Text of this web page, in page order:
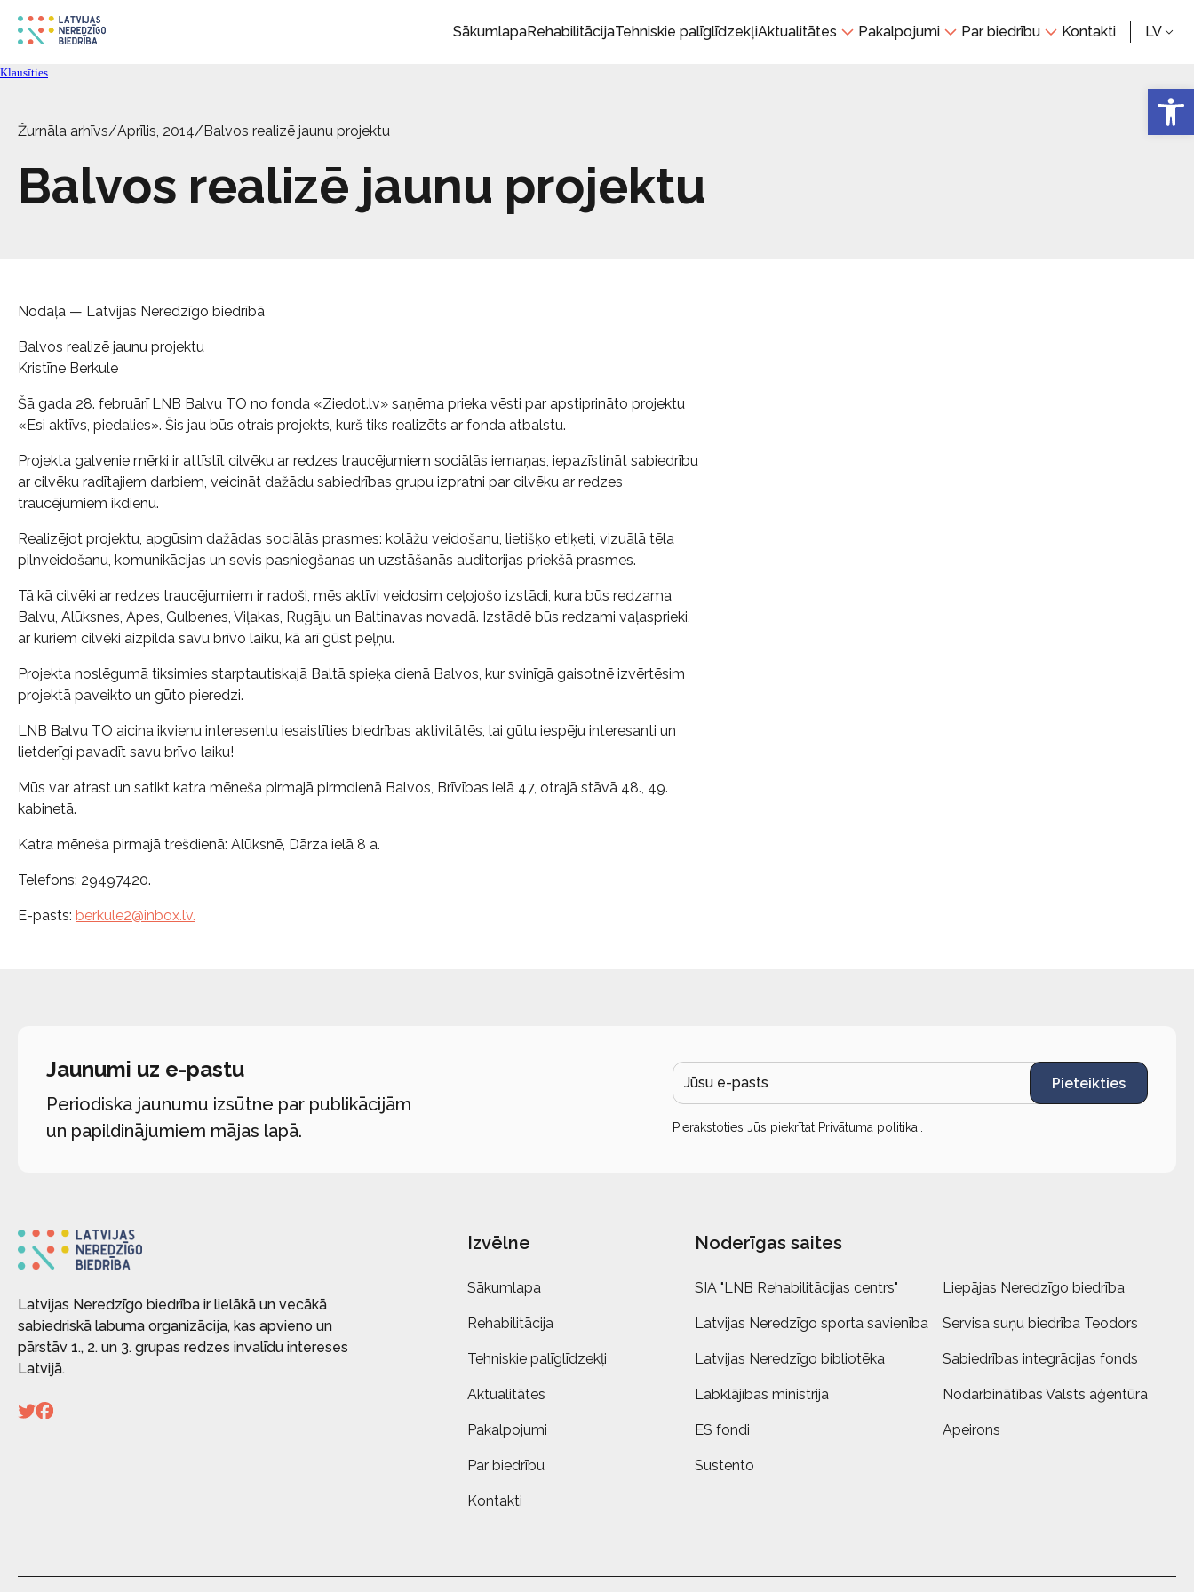
SākumlapaRehabilitācijaTehniskie palīglīdzekļiAktualitātes Pakalpojumi Par biedrību Kontakti LV
Klausīties
Žurnāla arhīvs/Aprīlis, 2014/Balvos realizē jaunu projektu
Balvos realizē jaunu projektu
Nodaļa — Latvijas Neredzīgo biedrībā
Balvos realizē jaunu projektu
Kristīne Berkule
Šā gada 28. februārī LNB Balvu TO no fonda «Ziedot.lv» saņēma prieka vēsti par apstiprināto projektu
«Esi aktīvs, piedalies». Šis jau būs otrais projekts, kurš tiks realizēts ar fonda atbalstu.
Projekta galvenie mērķi ir attīstīt cilvēku ar redzes traucējumiem sociālās iemaņas, iepazīstināt sabiedrību
ar cilvēku radītajiem darbiem, veicināt dažādu sabiedrības grupu izpratni par cilvēku ar redzes
traucējumiem ikdienu.
Realizējot projektu, apgūsim dažādas sociālās prasmes: kolāžu veidošanu, lietišķo etiķeti, vizuālā tēla
pilnveidošanu, komunikācijas un sevis pasniegšanas un uzstāšanās auditorijas priekšā prasmes.
Tā kā cilvēki ar redzes traucējumiem ir radoši, mēs aktīvi veidosim ceļojošo izstādi, kura būs redzama
Balvu, Alūksnes, Apes, Gulbenes, Viļakas, Rugāju un Baltinavas novadā. Izstādē būs redzami vaļasprieki,
ar kuriem cilvēki aizpilda savu brīvo laiku, kā arī gūst peļņu.
Projekta noslēgumā tiksimies starptautiskajā Baltā spieķa dienā Balvos, kur svinīgā gaisotnē izvērtēsim
projektā paveikto un gūto pieredzi.
LNB Balvu TO aicina ikvienu interesentu iesaistīties biedrības aktivitātēs, lai gūtu iespēju interesanti un
lietderīgi pavadīt savu brīvo laiku!
Mūs var atrast un satikt katra mēneša pirmajā pirmdienā Balvos, Brīvības ielā 47, otrajā stāvā 48., 49.
kabinetā.
Katra mēneša pirmajā trešdienā: Alūksnē, Dārza ielā 8 a.
Telefons: 29497420.
E-pasts: berkule2@inbox.lv.
Jaunumi uz e-pastu
Periodiska jaunumu izsūtne par publikācijām
un papildinājumiem mājas lapā.
Pieteikties
Pierakstoties Jūs piekrītat Privātuma politikai
Latvijas Neredzīgo biedrība ir lielākā un vecākā
sabiedriskā labuma organizācija, kas apvieno un
pārstāv 1., 2. un 3. grupas redzes invalīdu intereses
Latvijā.
Izvēlne
Sākumlapa
Rehabilitācija
Tehniskie palīglīdzekļi
Aktualitātes
Pakalpojumi
Par biedrību
Kontakti
Noderīgas saites
SIA "LNB Rehabilitācijas centrs" Liepājas Neredzīgo biedrība
Latvijas Neredzīgo sporta savienība Servisa suņu biedrība Teodors
Latvijas Neredzīgo bibliotēka Sabiedrības integrācijas fonds
Labklājības ministrija Nodarbinātības Valsts aģentūra
ES fondi Apeirons
Sustento